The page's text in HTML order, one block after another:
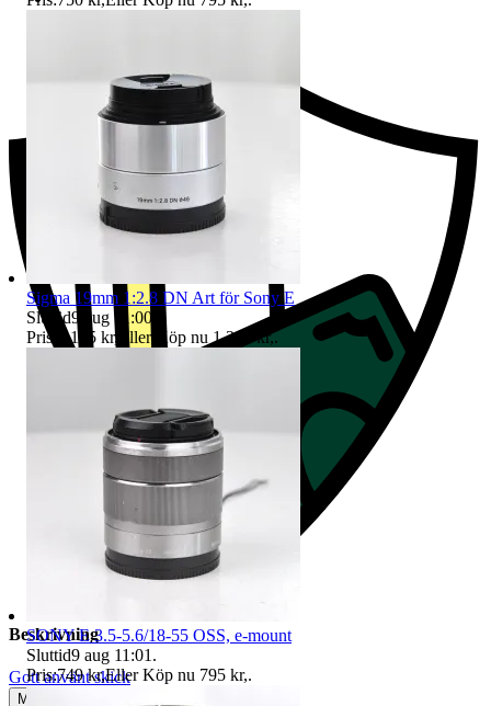
Beskrivning
Gott använt skick
Mindre tecken på användning
Sigma 19mm 1:2.8 DN Art för Sony E
Sluttid9 aug 11:00
Pris:
1 195 kr, Eller Köp nu 1 395 kr,.
SONY E 3.5-5.6/18-55 OSS, e-mount
Sluttid9 aug 11:01 .
Pris:749 kr,Eller Köp nu 795 kr,.